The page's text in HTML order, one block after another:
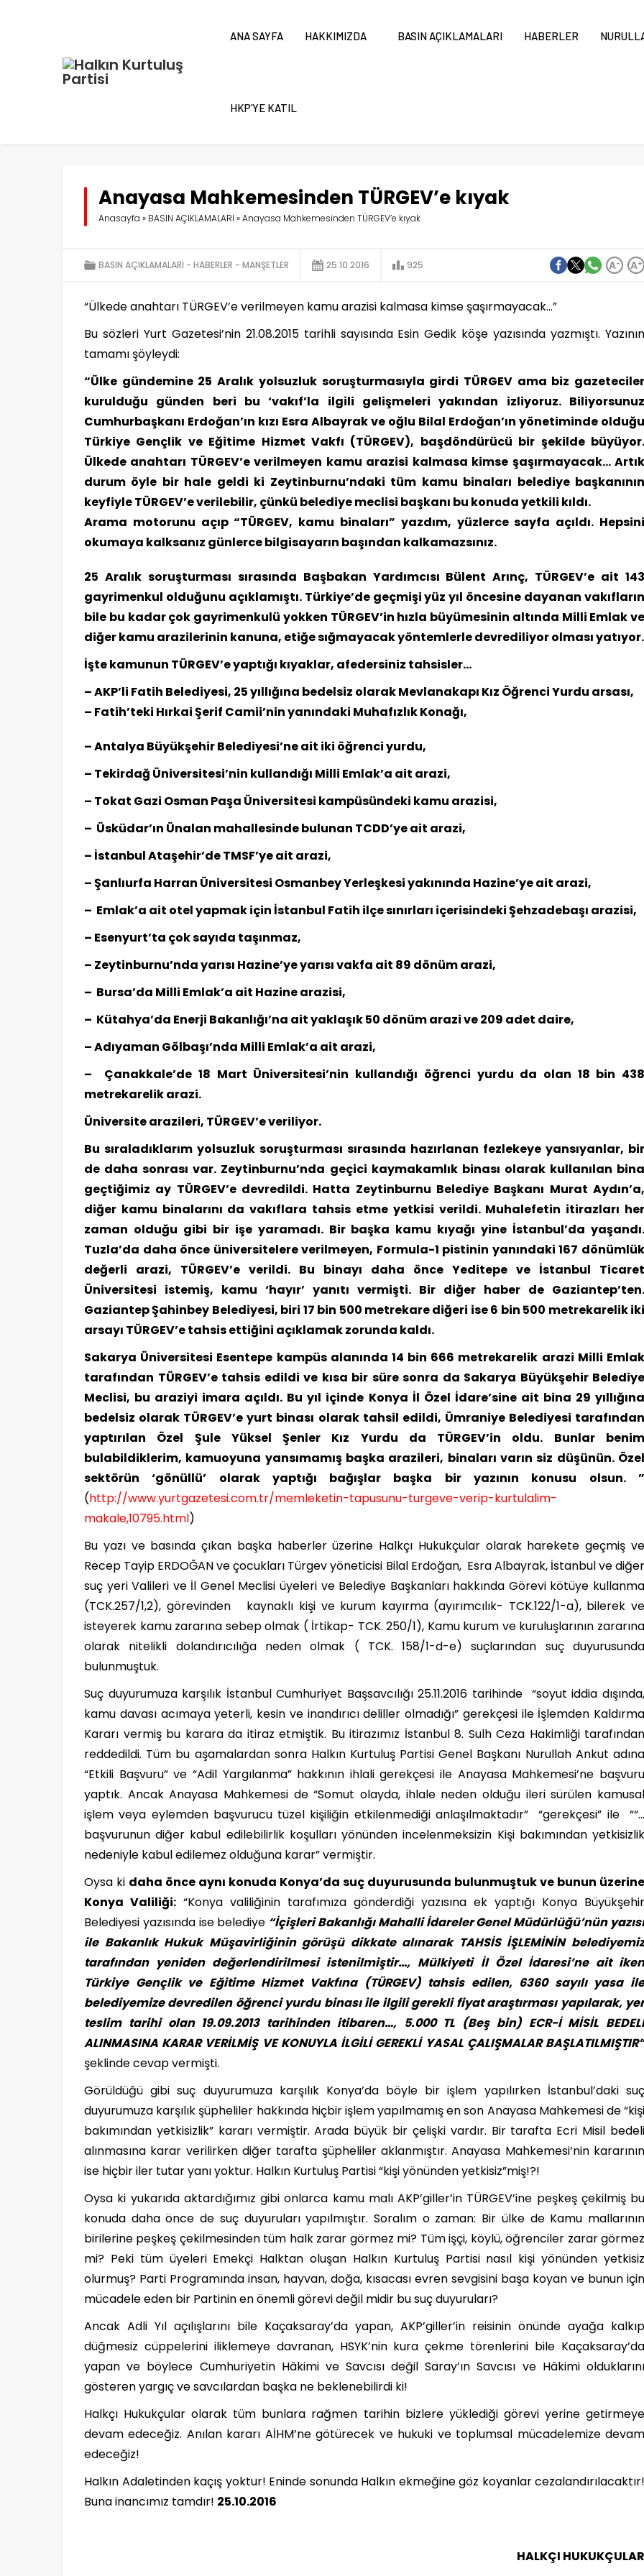
ANA SAYFA HAKKIMIZDA BASIN AÇIKLAMALARI HABERLER
HKP’YE KATIL
Anayasa Mahkemesinden TÜRGEV’e kıyak
Anasayfa » BASIN AÇIKLAMALARI »Anayasa Mahkemesinden TÜRGEV’e kıyak
BASIN AÇIKLAMALARI HABERLER MANŞETLER 25.10.2016 925 A+
A-
“Ülkede anahtarı TÜRGEV’e verilmeyen kamu arazisi kalmasa kimse şaşırmayacak…”
Bu sözleri Yurt Gazetesi’nin 21.08.2015 tarihli sayısında Esin Gedik köşe yazısında yazmıştı. Yazının
tamamı şöyleydi:
“Ülke gündemine 25 Aralık yolsuzluk soruşturmasıyla girdi TÜRGEV ama biz gazeteciler
kurulduğu günden beri bu ‘vakıf’la ilgili gelişmeleri yakından izliyoruz. Biliyorsunuz
Cumhurbaşkanı Erdoğan’ın kızı Esra Albayrak ve oğlu Bilal Erdoğan’ın yönetiminde olduğu
Türkiye Gençlik ve Eğitime Hizmet Vakfı (TÜRGEV), başdöndürücü bir şekilde büyüyor.
Ülkede anahtarı TÜRGEV’e verilmeyen kamu arazisi kalmasa kimse şaşırmayacak… Artık
durum öyle bir hale geldi ki Zeytinburnu’ndaki tüm kamu binaları belediye başkanının
keyfiyle TÜRGEV’e verilebilir, çünkü belediye meclisi başkanı bu konuda yetkili kıldı.
Arama motorunu açıp “TÜRGEV, kamu binaları” yazdım, yüzlerce sayfa açıldı. Hepsini
okumaya kalksanız günlerce bilgisayarın başından kalkamazsınız.
25 Aralık soruşturması sırasında Başbakan Yardımcısı Bülent Arınç, TÜRGEV’e ait 143
gayrimenkul olduğunu açıklamıştı. Türkiye’de geçmişi yüz yıl öncesine dayanan vakıfların
bile bu kadar çok gayrimenkulü yokken TÜRGEV’in hızla büyümesinin altında Milli Emlak ve
diğer kamu arazilerinin kanuna, etiğe sığmayacak yöntemlerle devrediliyor olması yatıyor.
İşte kamunun TÜRGEV’e yaptığı kıyaklar, afedersiniz tahsisler…
– AKP’li Fatih Belediyesi, 25 yıllığına bedelsiz olarak Mevlanakapı Kız Öğrenci Yurdu arsası,
– Fatih’teki Hırkai Şerif Camii’nin yanındaki Muhafızlık Konağı,
– Antalya Büyükşehir Belediyesi’ne ait iki öğrenci yurdu,
– Tekirdağ Üniversitesi’nin kullandığı Milli Emlak’a ait arazi,
– Tokat Gazi Osman Paşa Üniversitesi kampüsündeki kamu arazisi,
– Üsküdar’ın Ünalan mahallesinde bulunan TCDD’ye ait arazi,
– İstanbul Ataşehir’de TMSF’ye ait arazi,
– Şanlıurfa Harran Üniversitesi Osmanbey Yerleşkesi yakınında Hazine’ye ait arazi,
– Emlak’a ait otel yapmak için İstanbul Fatih ilçe sınırları içerisindeki Şehzadebaşı arazisi,
– Esenyurt’ta çok sayıda taşınmaz,
– Zeytinburnu’nda yarısı Hazine’ye yarısı vakfa ait 89 dönüm arazi,
– Bursa’da Milli Emlak’a ait Hazine arazisi,
– Kütahya’da Enerji Bakanlığı’na ait yaklaşık 50 dönüm arazi ve 209 adet daire,
– Adıyaman Gölbaşı’nda Milli Emlak’a ait arazi,
– Çanakkale’de 18 Mart Üniversitesi’nin kullandığı öğrenci yurdu da olan 18 bin 438
metrekarelik arazi.
Üniversite arazileri, TÜRGEV’e veriliyor.
Bu sıraladıklarım yolsuzluk soruşturması sırasında hazırlanan fezlekeye yansıyanlar, bir
de daha sonrası var. Zeytinburnu’nda geçici kaymakamlık binası olarak kullanılan bina
geçtiğimiz ay TÜRGEV’e devredildi. Hatta Zeytinburnu Belediye Başkanı Murat Aydın’a,
diğer kamu binalarını da vakıflara tahsis etme yetkisi verildi. Muhalefetin itirazları her
zaman olduğu gibi bir işe yaramadı. Bir başka kamu kıyağı yine İstanbul’da yaşandı.
Tuzla’da daha önce üniversitelere verilmeyen, Formula-1 pistinin yanındaki 167 dönümlük
değerli arazi, TÜRGEV’e verildi. Bu binayı daha önce Yeditepe ve İstanbul Ticaret
Üniversitesi istemiş, kamu ‘hayır’ yanıtı vermişti. Bir diğer haber de Gaziantep’ten.
Gaziantep Şahinbey Belediyesi, biri 17 bin 500 metrekare diğeri ise 6 bin 500 metrekarelik iki
arsayı TÜRGEV’e tahsis ettiğini açıklamak zorunda kaldı.
Sakarya Üniversitesi Esentepe kampüs alanında 14 bin 666 metrekarelik arazi Milli Emlak
tarafından TÜRGEV’e tahsis edildi ve kısa bir süre sonra da Sakarya Büyükşehir Belediye
Meclisi, bu araziyi imara açıldı. Bu yıl içinde Konya İl Özel İdare’sine ait bina 29 yıllığına
bedelsiz olarak TÜRGEV’e yurt binası olarak tahsil edildi, Ümraniye Belediyesi tarafından
yaptırılan Özel Şule Yüksel Şenler Kız Yurdu da TÜRGEV’in oldu. Bunlar benim
bulabildiklerim, kamuoyuna yansımamış başka arazileri, binaları varın siz düşünün. Özel
sektörün ‘gönüllü’ olarak yaptığı bağışlar başka bir yazının konusu olsun. ”
(http://www.yurtgazetesi.com.tr/memleketin-tapusunu-turgeve-verip-kurtulalim-
makale,10795.html)
Bu yazı ve basında çıkan başka haberler üzerine Halkçı Hukukçular olarak harekete geçmiş ve
Recep Tayip ERDOĞAN ve çocukları Türgev yöneticisi Bilal Erdoğan, Esra Albayrak, İstanbul ve diğer
suç yeri Valileri ve İl Genel Meclisi üyeleri ve Belediye Başkanları hakkında Görevi kötüye kullanma
(TCK.257/1,2), görevinden kaynaklı kişi ve kurum kayırma (ayırımcılık- TCK.122/1-a), bilerek ve
isteyerek kamu zararına sebep olmak ( İrtikap- TCK. 250/1), Kamu kurum ve kuruluşlarının zararına
olarak nitelikli dolandırıcılığa neden olmak ( TCK. 158/1-d-e) suçlarından suç duyurusunda
bulunmuştuk.
Suç duyurumuza karşılık İstanbul Cumhuriyet Başsavcılığı 25.11.2016 tarihinde “soyut iddia dışında,
kamu davası acımaya yeterli, kesin ve inandırıcı deliller olmadığı” gerekçesi ile İşlemden Kaldırma
Kararı vermiş bu karara da itiraz etmiştik. Bu itirazımız İstanbul 8. Sulh Ceza Hakimliği tarafından
reddedildi. Tüm bu aşamalardan sonra Halkın Kurtuluş Partisi Genel Başkanı Nurullah Ankut adına
“Etkili Başvuru” ve “Adil Yargılanma” hakkının ihlali gerekçesi ile Anayasa Mahkemesi’ne başvuru
yaptık. Ancak Anayasa Mahkemesi de “Somut olayda, ihlale neden olduğu ileri sürülen kamusal
işlem veya eylemden başvurucu tüzel kişiliğin etkilenmediği anlaşılmaktadır” “gerekçesi” ile ““…
başvurunun diğer kabul edilebilirlik koşulları yönünden incelenmeksizin Kişi bakımından yetkisizlik
nedeniyle kabul edilemez olduğuna karar” vermiştir.
Oysa ki daha önce aynı konuda Konya’da suç duyurusunda bulunmuştuk ve bunun üzerine
Konya Valiliği: “Konya valiliğinin tarafımıza gönderdiği yazısına ek yaptığı Konya Büyükşehir
Belediyesi yazısında ise belediye “İçişleri Bakanlığı Mahalli İdareler Genel Müdürlüğü’nün
ile Bakanlık Hukuk Müşavirliğinin görüşü dikkate alınarak TAHSİS İŞLEMİNİN belediyemiz
tarafından yeniden değerlendirilmesi istenilmiştir…, Mülkiyeti İl Özel İdaresi’ne ait iken
Türkiye Gençlik ve Eğitime Hizmet Vakfına (TÜRGEV) tahsis edilen, 6360 sayılı yasa ile
belediyemize devredilen öğrenci yurdu binası ile ilgili gerekli fiyat araştırması yapılarak, yer
teslim tarihi olan 19.09.2013 tarihinden itibaren…, 5.000 TL (Beş bin) ECR-İ MİSİL BEDELİ
ALINMASINA KARAR VERİLMİŞ VE KONUYLA İLGİLİ GEREKLİ YASAL ÇALIŞMALAR BAŞLATILMIŞTIR”
şeklinde cevap vermişti.
Görüldüğü gibi suç duyurumuza karşılık Konya’da böyle bir işlem yapılırken İstanbul’daki suç
duyurumuza karşılık şüpheliler hakkında hiçbir işlem yapılmamış en son Anayasa Mahkemesi de “kişi
bakımından yetkisizlik” kararı vermiştir. Arada büyük bir çelişki vardır. Bir tarafta Ecri Misil bedeli
alınmasına karar verilirken diğer tarafta şüpheliler aklanmıştır. Anayasa Mahkemesi’nin kararının
ise hiçbir iler tutar yanı yoktur. Halkın Kurtuluş Partisi “kişi yönünden yetkisiz”miş!?!
Oysa ki yukarıda aktardığımız gibi onlarca kamu malı AKP’giller’in TÜRGEV’ine peşkeş çekilmiş bu
konuda daha önce de suç duyuruları yapılmıştır. Soralım o zaman: Bir ülke de Kamu mallarının
birilerine peşkeş çekilmesinden tüm halk zarar görmez mi? Tüm işçi, köylü, öğrenciler zarar görmez
mi? Peki tüm üyeleri Emekçi Halktan oluşan Halkın Kurtuluş Partisi nasıl kişi yönünden yetkisiz
olurmuş? Parti Programında insan, hayvan, doğa, kısacası evren sevgisini başa koyan ve bunun için
mücadele eden bir Partinin en önemli görevi değil midir bu suç duyuruları?
Ancak Adli Yıl açılışlarını bile Kaçaksaray’da yapan, AKP’giller’in reisinin önünde ayağa kalkıp
düğmesiz cüppelerini iliklemeye davranan, HSYK’nin kura çekme törenlerini bile Kaçaksaray’da
yapan ve böylece Cumhuriyetin Hâkimi ve Savcısı değil Saray’ın Savcısı ve Hâkimi olduklarını
gösteren yargıç ve savcılardan başka ne beklenebilirdi ki!
Halkçı Hukukçular olarak tüm bunlara rağmen tarihin bizlere yüklediği görevi yerine getirmeye
devam edeceğiz. Anılan kararı AİHM’ne götürecek ve hukuki ve toplumsal mücadelemize devam
edeceğiz!
Halkın Adaletinden kaçış yoktur! Eninde sonunda Halkın ekmeğine göz koyanlar cezalandırılacaktır!
Buna inancımız tamdır! 25.10.2016
HALKÇI HUKUKÇULAR